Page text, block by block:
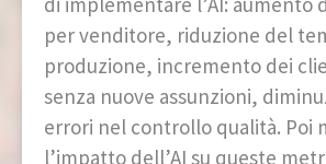
per venditore, riduzione del
produzione, incremento dei
senza nuove assunzioni,
errori nel controllo qualità. Poi
l’impatto dell’AI su queste